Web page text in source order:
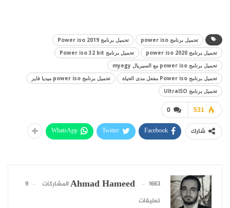
تحميل برنامج power iso
تحميل برنامج Power iso 2019
تحميل برنامج power iso 2020
تحميل برنامج Power iso 32 bit
تحميل برنامج power iso مع السيريال myegy
تحميل برنامج Power iso مفعل مدى الحياة
تحميل برنامج power iso ميديا فاير
تحميل برنامج UltraISO
0 531
شارك Facebook
Twitter
WhatsApp
Ahmad Hameed 1663 المشاركات
9
تعليقات